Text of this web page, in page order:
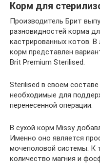
Корм для
Производитель Брит
разновидностей корма
кастрированных котов. В
корм представлен
Brit Premium Sterilised.
Sterilised в своем
необходимые для
перенесенной операции.
В сухой корм Missy
Именно оно является
мочеполовой системы. К
количество магния и